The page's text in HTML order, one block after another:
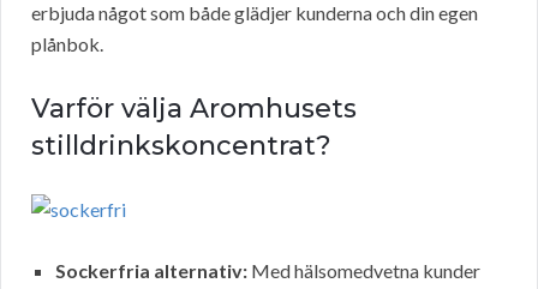
erbjuda något som både glädjer kunderna och din egen
plånbok.
Varför välja Aromhusets
stilldrinkskoncentrat?
Sockerfria alternativ: Med hälsomedvetna kunder